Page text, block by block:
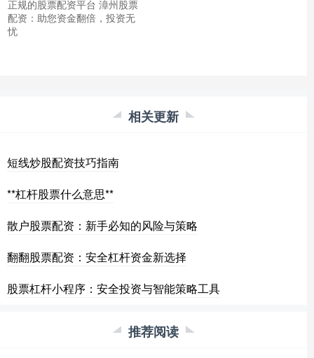
正规的股票配资平台 漳州股票
配资：助您资金翻倍，投资无
忧
相关更新
短线炒股配资技巧指南
**杠杆股票什么意思**
散户股票配资：新手必知的风险与策略
翻翻股票配资：安全杠杆资金新选择
股票杠杆小程序：安全投资与智能策略工具
推荐阅读